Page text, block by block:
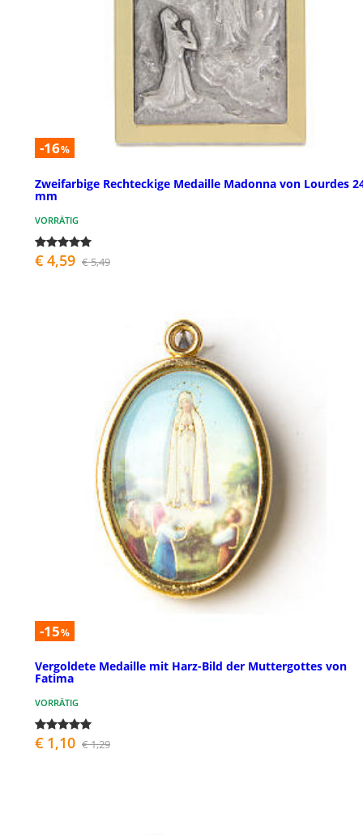
-16%
Zweifarbige Rechteckige Medaille Madonna von Lourdes
mm
VORRÄTIG
€ 4,59 € 5,49
-15%
Vergoldete Medaille mit Harz-Bild der Muttergottes von
Fatima
VORRÄTIG
€ 1,10 € 1,29